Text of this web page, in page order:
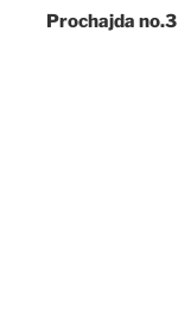
Prochajda